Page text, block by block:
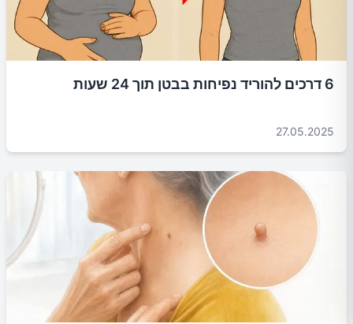
6 דרכים להוריד נפיחות בבטן תוך 24 שעות
27.05.2025